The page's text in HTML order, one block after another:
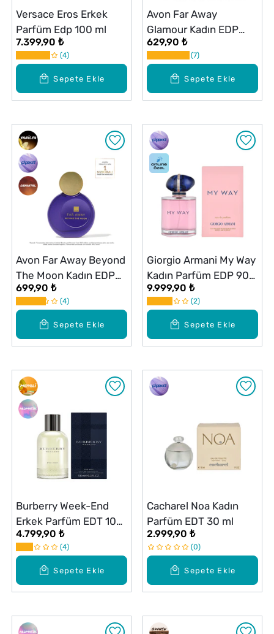
Sepete Ekle
Versace Eros Erkek
Parfüm Edp 100 ml
7.399,90 ₺
4
Sepete Ekle
Avon Far Away
Glamour Kadın EDP
Parfüm 50 ml
629,90 ₺
7
Sepete Ekle
Avon Far Away Beyond
The Moon Kadın EDP
Parfüm 50 ml
699,90 ₺
4
Sepete Ekle
Giorgio Armani My Way
Kadın Parfüm EDP 90
ml
9.999,90 ₺
2
Sepete Ekle
Burberry Week-End
Erkek Parfüm EDT 100
ml
4.799,90 ₺
4
Sepete Ekle
Cacharel Noa Kadın
Parfüm EDT 30 ml
2.999,90 ₺
0